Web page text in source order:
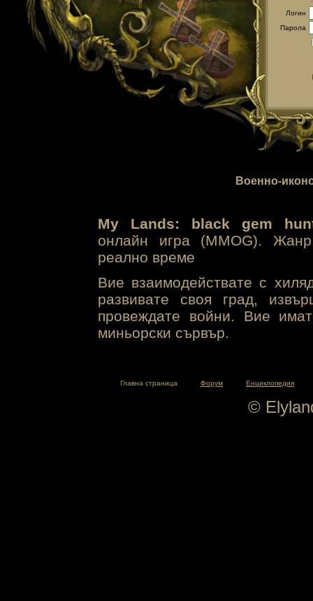
Логин
Парола
Военно-
My Lands: black gem
онлайн игра (MMOG).
реално време
Вие взаимодействате с
развивате своя град,
провеждате войни. Вие
миньорски сървър.
Главна страница Форум Енциклопедия
©